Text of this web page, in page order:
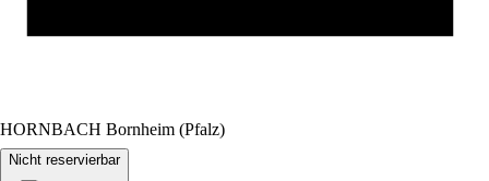
HORNBACH Bornheim (Pfalz)
Nicht reservierbar